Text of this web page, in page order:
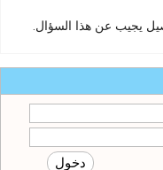
يجيب عن هذا السؤال.